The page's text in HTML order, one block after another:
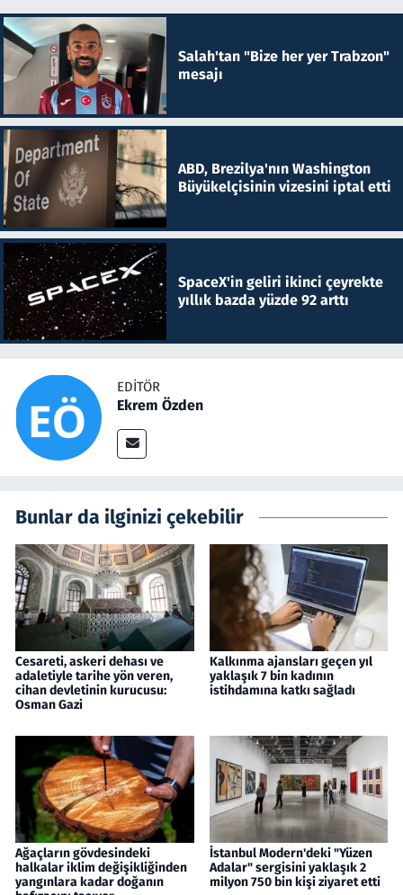
Salah'tan "Bize her yer Trabzon"
mesajı
ABD, Brezilya'nın Washington
Büyükelçisinin vizesini iptal etti
SpaceX'in geliri ikinci çeyrekte
yıllık bazda yüzde 92 arttı
EDITÖR
Ekrem Özden
Bunlar da ilginizi çekebilir
Cesareti, askeri dehası ve
adaletiyle tarihe yön veren,
cihan devletinin kurucusu:
Osman Gazi
Kalkınma ajansları geçen yıl
yaklaşık 7 bin kadının
istihdamına katkı sağladı
Ağaçların gövdesindeki
halkalar iklim değişikliğinden
yangınlara kadar doğanın
İstanbul Modern'deki "Yüzen
Adalar" sergisini yaklaşık 2
milyon 750 bin kişi ziyaret etti